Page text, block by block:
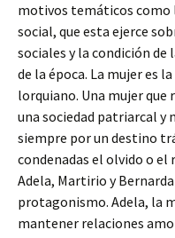
motivos temáticos como
social, que esta ejerce
sociales y la condición de
de la época. La mujer es
lorquiano. Una mujer que
una sociedad patriarcal y
siempre por un destino
condenadas el olvido o el
Adela, Martirio y
protagonismo. Adela, la
mantener relaciones